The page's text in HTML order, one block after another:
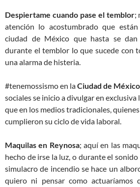
Despiertame cuando pase el temblor;
atención lo acostumbrado que
ciudad de México que hasta se
durante el temblor lo que sucede con
una alarma de histeria.
#tenemossismo en laCiudad de México
sociales se inicio a divulgar en
que en los medios tradicionales,
cumplieron su ciclo de vida laboral.
Maquilas en Reynosa; aquí en las
hecho de irse la luz, o durante el
simulacro de incendio se hace un
quiero ni pensar como actuaríamos